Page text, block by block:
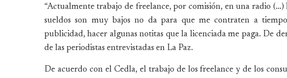
“Actualmente trabajo de freelance, por comisión, en una radio
sueldos son muy bajos no da para que me contraten a
publicidad, hacer algunas notitas que la licenciada me paga. De
de las periodistas entrevistadas en La Paz.
De acuerdo con el Cedla, el trabajo de los freelance y de los